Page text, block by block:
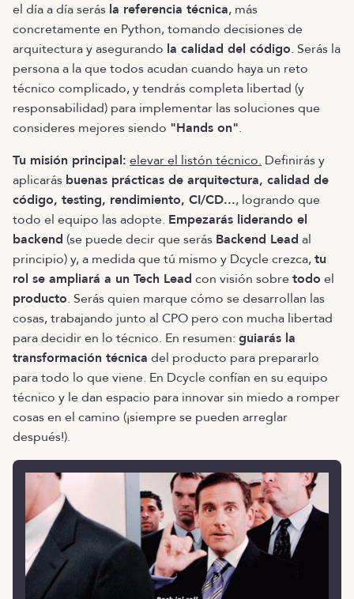
el día a día serás la referencia técnica, más
concretamente en Python, tomando decisiones de
arquitectura y asegurando la calidad del código. Serás la
persona a la que todos acudan cuando haya un reto
técnico complicado, y tendrás completa libertad (y
responsabilidad) para implementar las soluciones que
consideres mejores siendo "Hands on".
Tu misión principal: elevar el listón técnico. Definirás y
aplicarás buenas prácticas de arquitectura, calidad de
código, testing, rendimiento, CI/CD..., logrando que
todo el equipo las adopte. Empezarás liderando el
backend (se puede decir que serás Backend Lead al
principio) y, a medida que tú mismo y Dcycle crezca,tu
rol se ampliará a un Tech Lead con visión sobretodo el
producto. Serás quien marque cómo se desarrollan las
cosas, trabajando junto al CPO pero con mucha libertad
para decidir en lo técnico. En resumen: guiarás la
transformación técnica del producto para prepararlo
para todo lo que viene. En Dcycle confían en su equipo
técnico y le dan espacio para innovar sin miedo a romper
cosas en el camino (¡siempre se pueden arreglar
después!).